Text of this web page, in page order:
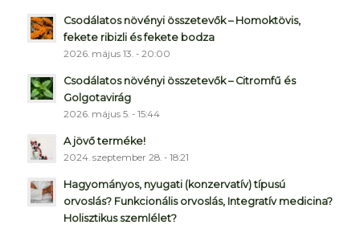
Csodálatos növényi összetevők – Homoktövis,
fekete ribizli és fekete bodza
2026. május 13. - 20:00
Csodálatos növényi összetevők – Citromfű és
Golgotavirág
2026. május 5. - 15:44
A jövő terméke!
2024. szeptember 28. - 18:21
Hagyományos, nyugati (konzervatív) típusú
orvoslás? Funkcionális orvoslás, Integratív medicina?
Holisztikus szemlélet?